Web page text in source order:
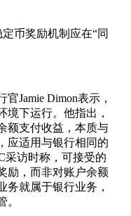
定币奖励机制应在“同
Jamie Dimon表示，
境下运行。他指出，
额支付收益，本质与
应适用与银行相同的
采访时称，可接受的
励，而非对账户余额
务就属于银行业务，
。